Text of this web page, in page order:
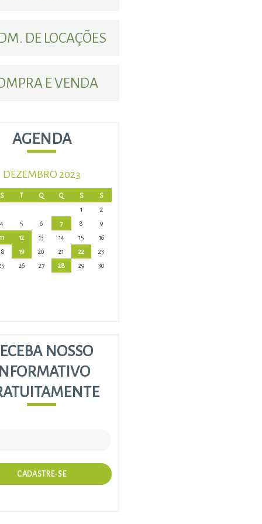
DE LOCAÇÕES
E VENDA
AGENDA
DEZEMBRO 2023
S T Q Q S
S
1
2
4 5 6 7 8
9
11 12 13 14 15
16
19 20 21 22
23
26 27 28 29
30
NOSSO
INFORMATIVO